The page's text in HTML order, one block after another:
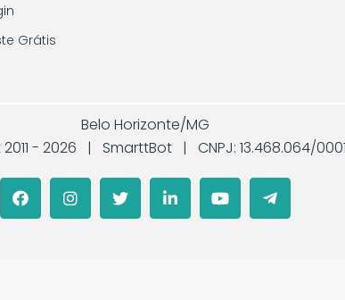
Grátis
Belo Horizonte/MG
- 2026 | SmarttBot | CNPJ: 13.468.064/